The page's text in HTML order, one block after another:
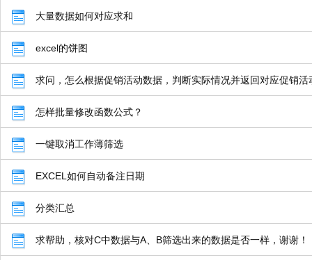
大量数据如何对应求和
excel的饼图
求问，怎么根据促销活动数据，判断实际情况并返回对应促销活
怎样批量修改函数公式？
一键取消工作薄筛选
EXCEL如何自动备注日期
分类汇总
求帮助，核对C中数据与A、B筛选出来的数据是否一样，谢谢！